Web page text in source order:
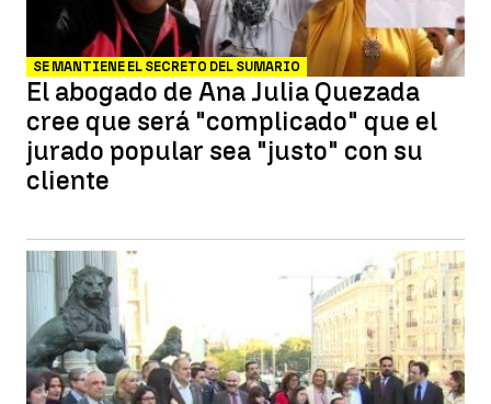
SE MANTIENE EL SECRETO DEL SUMARIO
El abogado de Ana Julia Quezada
cree que será "complicado" que el
jurado popular sea "justo" con su
cliente